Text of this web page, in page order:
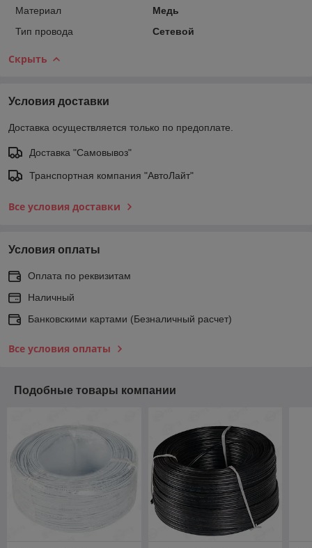
Материал
Медь
Тип провода
Сетевой
Скрыть
Условия доставки
Доставка осуществляется только по предоплате.
Доставка "Самовывоз"
Транспортная компания "АвтоЛайт"
Все условия доставки
Условия оплаты
Оплата по реквизитам
Наличный
Банковскими картами (Безналичный расчет)
Все условия оплаты
Подобные товары компании